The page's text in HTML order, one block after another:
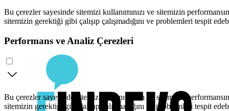
Bu çerezler sayesinde sitemizi kullanımınızı ve sitemizin
sitemizin gerektiği gibi çalışıp çalışmadığını ve problemleri tespit
Performans ve Analiz Çerezleri
Bu çerezler sayesinde sitemizi kullanımınızı ve sitemizin
sitemizin gerektiği gibi çalışıp çalışmadığını ve problemleri tespit